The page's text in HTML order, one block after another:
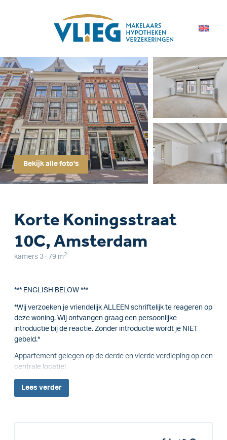
Bekijk alle foto's
Korte Koningsstraat
10C, Amsterdam
kamers 3 · 79 m 2
*** ENGLISH BELOW ***
*Wij verzoeken je vriendelijk ALLEEN schriftelijk te reageren op
deze woning. Wij ontvangen graag een persoonlijke
introductie bij de reactie. Zonder introductie wordt je NIET
gebeld.*
Appartement gelegen op de derde en vierde verdieping op een
centrale locatie!
Lees verder